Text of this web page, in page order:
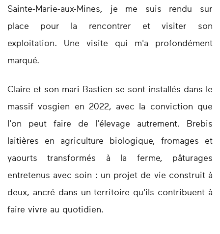
Sainte-Marie-aux-Mines, je me suis rendu sur
place pour la rencontrer et visiter son
exploitation. Une visite qui m'a profondément
marqué.
Claire et son mari Bastien se sont installés dans le
massif vosgien en 2022, avec la conviction que
l'on peut faire de l'élevage autrement. Brebis
laitières en agriculture biologique, fromages et
yaourts transformés à la ferme, pâturages
entretenus avec soin : un projet de vie construit à
deux, ancré dans un territoire qu'ils contribuent à
faire vivre au quotidien.